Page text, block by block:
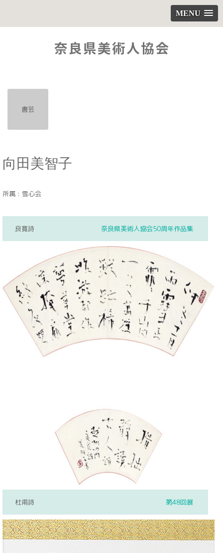
MENU
書芸
向田美智子
所属 : 雪心会
良寛詩 奈良県美術人協会50周年作品集
杜甫詩 第48回展